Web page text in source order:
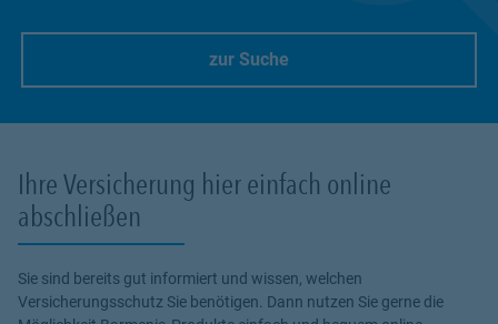
zur Suche
Ihre Versicherung hier einfach online
abschließen
Sie sind bereits gut informiert und wissen, welchen
Versicherungsschutz Sie benötigen. Dann nutzen Sie gerne die